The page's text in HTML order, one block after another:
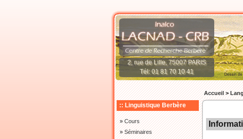
2, rue de Lille, 75007 PARIS
Tél: 01 81 70 10 41
Accueil>
:: Linguistique Berbère
»Cours
»Séminaires